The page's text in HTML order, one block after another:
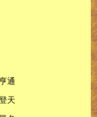
通
天